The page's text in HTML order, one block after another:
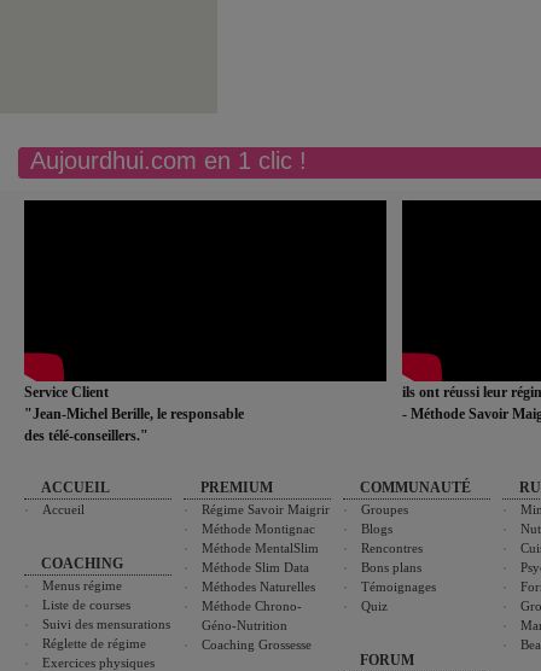
Aujourdhui.com en 1 clic !
Service Client
"Jean-Michel Berille, le responsable
des télé-conseillers."
ils ont réussi leur
- Méthode Savoir
ACCUEIL
Accueil
COACHING
Menus régime
Liste de courses
Suivi des mensurations
Réglette de régime
Exercices physiques
PREMIUM
Régime Savoir Maigrir
Méthode Montignac
Méthode MentalSlim
Méthode Slim Data
Méthodes Naturelles
Méthode Chrono-
Géno-Nutrition
Coaching Grossesse
COMMUNAUTÉ
Groupes
Blogs
Rencontres
Bons plans
Témoignages
Quiz
FORUM